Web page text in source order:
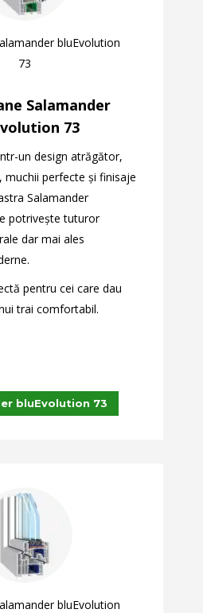
bluEvolution
73
Salamander
73
un design atrăgător,
muchii perfecte şi finisaje
Salamander
potriveşte tuturor
dar mai ales
pentru cei care dau
trai comfortabil.
bluEvolution 73
bluEvolution